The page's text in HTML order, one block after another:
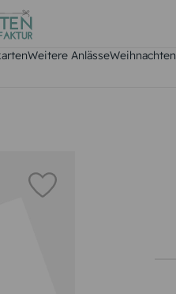
Weitere AnlässeWeihnachten